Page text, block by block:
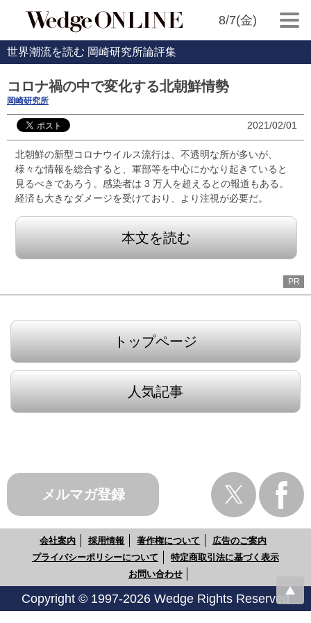
8/7(金)
世界潮流を読む 岡崎研究所論評集
コロナ禍の中で変化する北朝鮮情勢
岡崎研究所
2021/02/01
北朝鮮の新型コロナウイルス流行は、不透明な所が多いが、
様々な情報を総合すると、軍部等を中心にかなり起きていると
見るべきであろう。感染者は 3 万人を超えるとの報道もある。
経済も大きなダメージを受けており、より注視が必要だ。
本文を読む
PR
トップページ
人気記事
メルマガ登録
会社案内 採用情報 著作権について
広告のご案内
プライバシーポリシーについて
特定商取引法に基づく表示
お問い合わせ
Copyright © 1997-2026 Wedge Rights Reserved